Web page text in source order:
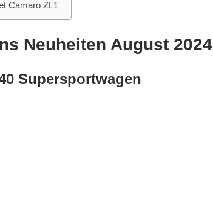
Camaro ZL1
Neuheiten August 2024
Supersportwagen